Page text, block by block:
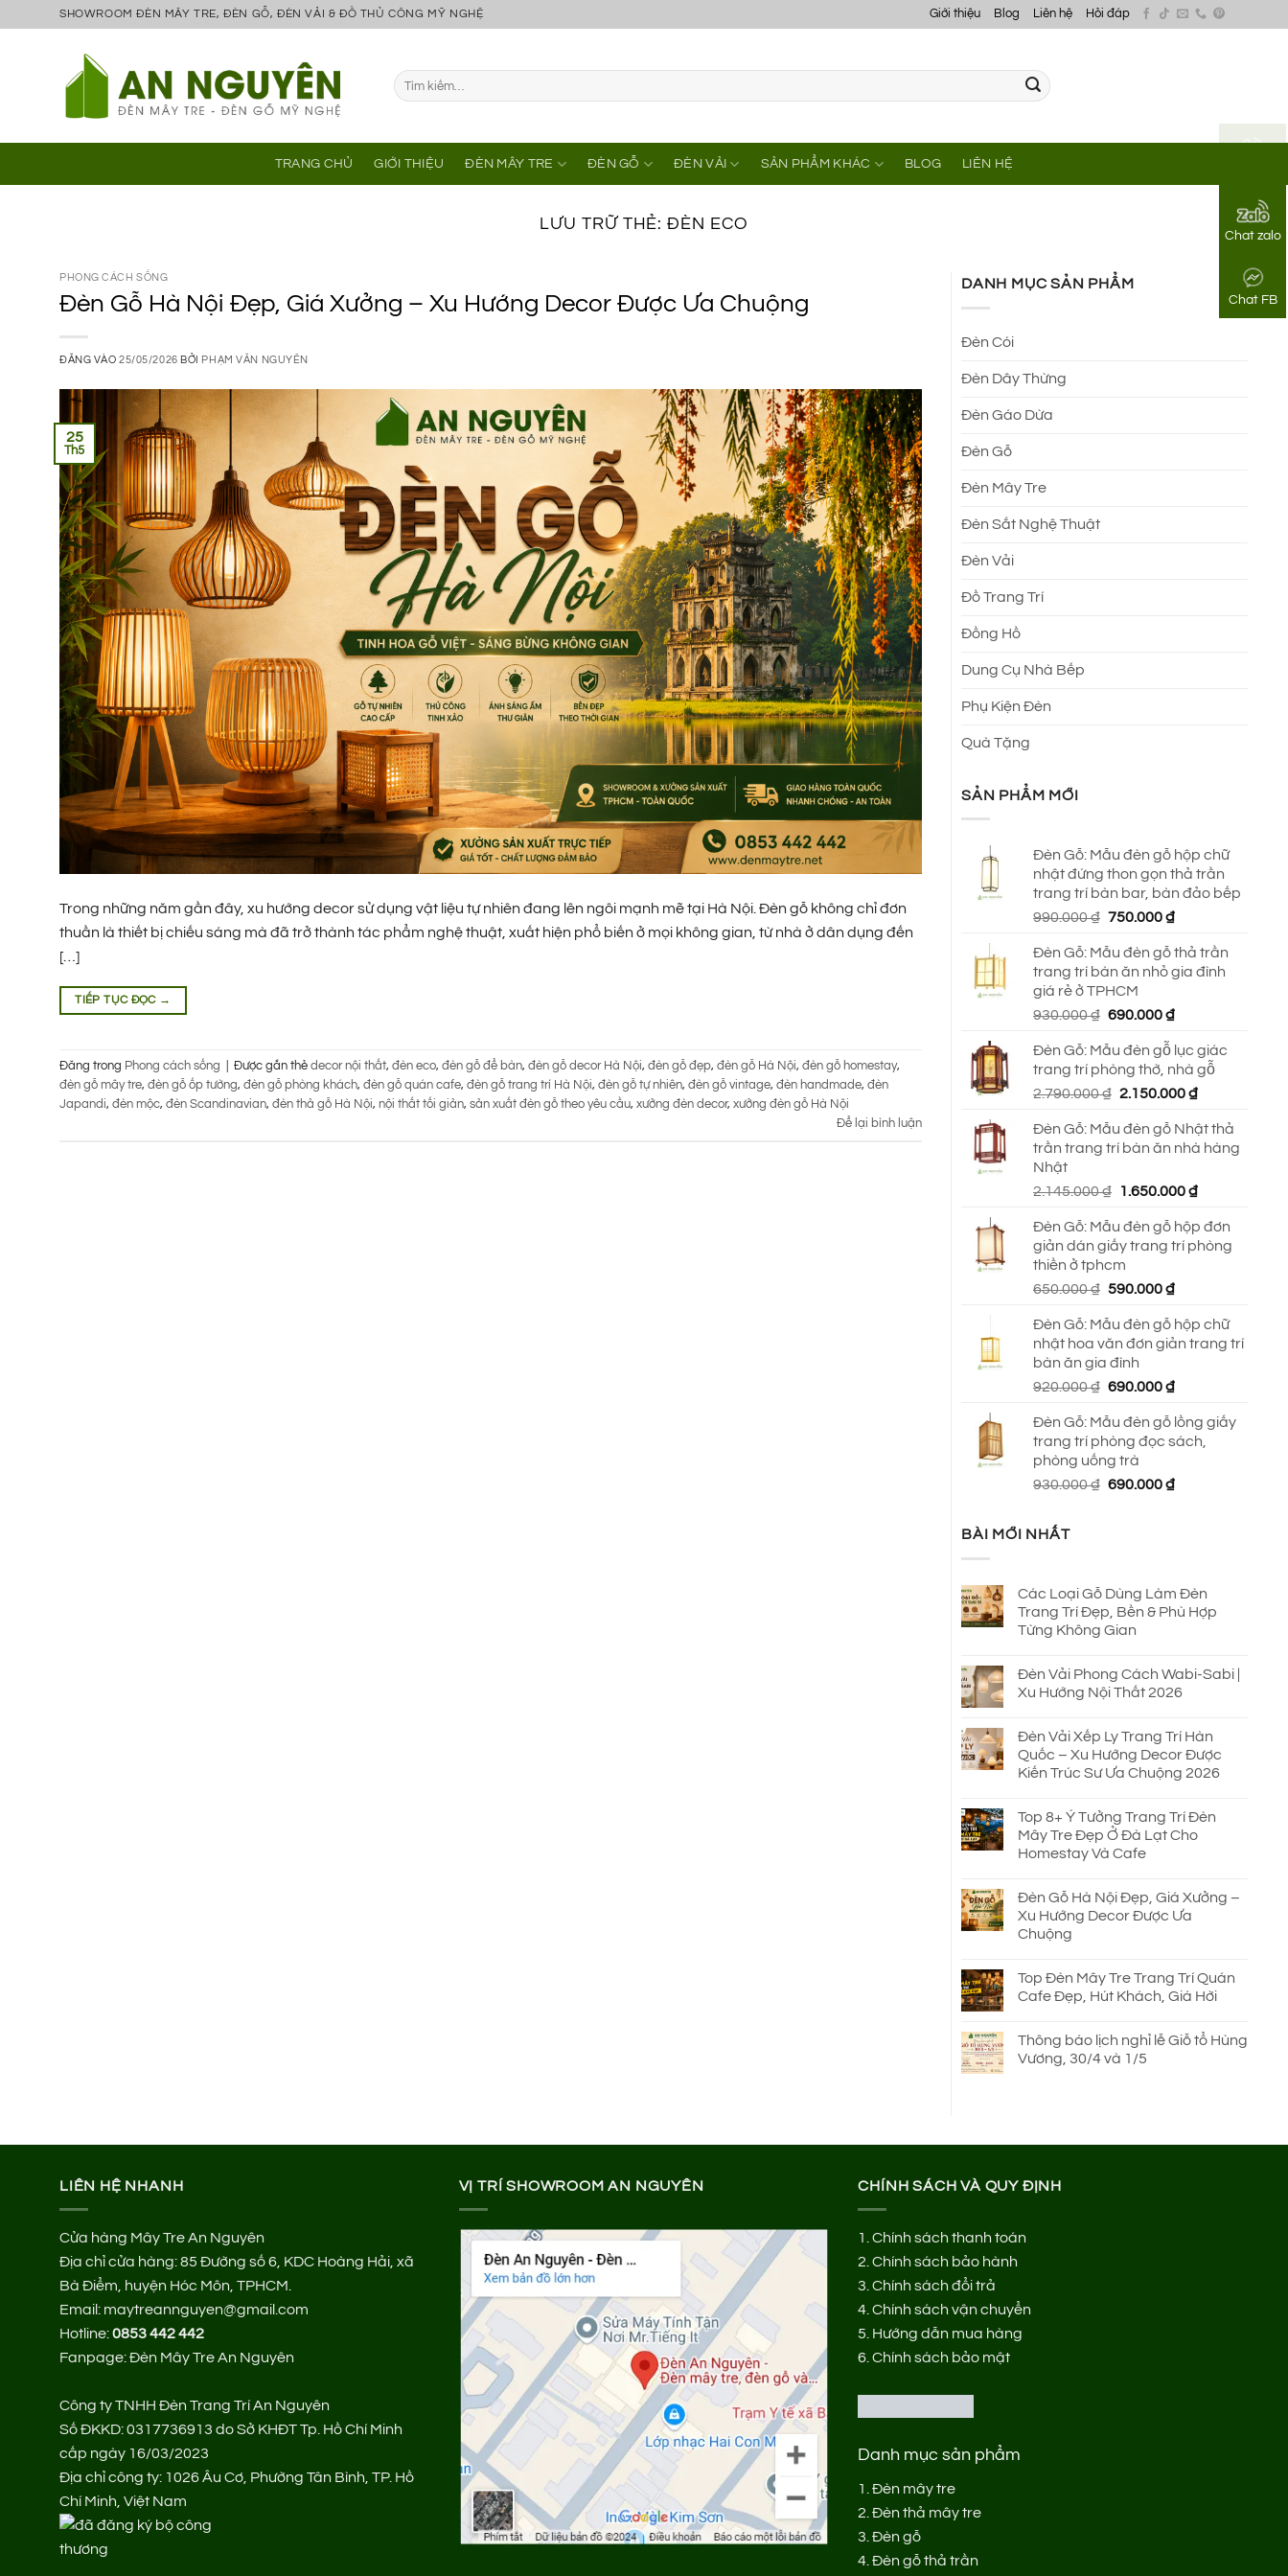
Chat zalo
Chat FB
SHOWROOM ĐÈN MÂY TRE, ĐÈN GỖ, ĐÈN VẢI & ĐỒ THỦ CÔNG MỸ NGHỆ Giới thiệu Blog Liên hệ Hỏi đáp
Tìm
kiếm:
TRANG CHỦ GIỚI THIỆU ĐÈN MÂY TRE ĐÈN GỖ ĐÈN VẢI SẢN PHẨM KHÁC BLOG LIÊN HỆ
LƯU TRỮ THẺ:ĐÈN ECO
PHONG CÁCH SỐNG
Đèn Gỗ Hà Nội Đẹp, Giá Xưởng – Xu Hướng Decor Được Ưa Chuộng
ĐĂNG VÀO25/05/2026 BỞI PHẠM VĂN NGUYÊN
25
Th5
Trong những năm gần đây, xu hướng decor sử dụng vật liệu tự nhiên đang lên ngôi mạnh mẽ tại Hà Nội. Đèn gỗ không chỉ đơn
thuần là thiết bị chiếu sáng mà đã trở thành tác phẩm nghệ thuật, xuất hiện phổ biến ở mọi không gian, từ nhà ở dân dụng đến
[…]
TIẾP TỤC ĐỌC →
Đăng trong Phong cách sống Được gắn thẻ decor nội thất, đèn eco, đèn gỗ để bàn, đèn gỗ decor Hà Nội, đèn gỗ đẹp, đèn gỗ Hà Nội, đèn gỗ homestay,
đèn gỗ mây tre, đèn gỗ ốp tường, đèn gỗ phòng khách, đèn gỗ quán cafe, đèn gỗ trang trí Hà Nội, đèn gỗ tự nhiên, đèn gỗ vintage, đèn handmade, đèn
Japandi, đèn mộc, đèn Scandinavian, đèn thả gỗ Hà Nội, nội thất tối giản, sản xuất đèn gỗ theo yêu cầu, xưởng đèn decor, xưởng đèn gỗ Hà Nội
Để lại bình luận
DANH MỤC SẢN PHẨM
Đèn Cói
Đèn Dây Thừng
Đèn Gáo Dừa
Đèn Gỗ
Đèn Mây Tre
Đèn Sắt Nghệ Thuật
Đèn Vải
Đồ Trang Trí
Đồng Hồ
Dung Cụ Nhà Bếp
Phụ Kiện Đèn
Quà Tặng
SẢN PHẨM MỚI
Đèn Gỗ: Mẫu đèn gỗ hộp chữ
nhật đứng thon gọn thả trần
trang trí bàn bar, bàn đảo bếp
990.000₫ Giá
là:
990.000 ₫.
750.000₫Giá
tại
là:
Đèn Gỗ: Mẫu đèn gỗ thả trần
trang trí bàn ăn nhỏ gia đình
giá rẻ ở TPHCM
930.000₫ Giá
là:
930.000 ₫.
690.000₫Giá
tại
là:
690.000 ₫.
Đèn Gỗ: Mẫu đèn gỗ lục giác
trang trí phòng thờ, nhà gỗ
2.790.000₫ Giá
là:
2.790.000 ₫.
2.150.000₫Giá
tại
là:
Đèn Gỗ: Mẫu đèn gỗ Nhật thả
trần trang trí bàn ăn nhà hàng
Nhật
2.145.000₫
Giá
là:
2.145.000 ₫.
1.650.000₫Giá
tại
là:
Đèn Gỗ: Mẫu đèn gỗ hộp đơn
giản dán giấy trang trí phòng
thiền ở tphcm
650.000₫ Giá
là:
650.000 ₫.
590.000₫Giá
tại
là:
Đèn Gỗ: Mẫu đèn gỗ hộp chữ
nhật hoa văn đơn giản trang trí
bàn ăn gia đình
920.000₫ Giá
là:
920.000 ₫.
690.000₫Giá
tại
là:
Đèn Gỗ: Mẫu đèn gỗ lồng giấy
trang trí phòng đọc sách,
phòng uống trà
930.000₫ Giá
690.000₫Giá
BÀI MỚI NHẤT
Các Loại Gỗ Dùng Làm Đèn
Trang Trí Đẹp, Bền & Phù Hợp
Từng Không Gian
Đèn Vải Phong Cách Wabi-Sabi |
Xu Hướng Nội Thất 2026
Đèn Vải Xếp Ly Trang Trí Hàn
Quốc – Xu Hướng Decor Được
Kiến Trúc Sư Ưa Chuộng 2026
Top 8+ Ý Tưởng Trang Trí Đèn
Mây Tre Đẹp Ở Đà Lạt Cho
Homestay Và Cafe
Đèn Gỗ Hà Nội Đẹp, Giá Xưởng –
Xu Hướng Decor Được Ưa
Chuộng
Top Đèn Mây Tre Trang Trí Quán
Cafe Đẹp, Hút Khách, Giá Hời
Thông báo lịch nghỉ lễ Giỗ tổ Hùng
Vương, 30/4 và 1/5
LIÊN HỆ NHANH
Cửa hàng Mây Tre An Nguyên
Địa chỉ cửa hàng:85 Đường số 6, KDC Hoàng Hải, xã
Bà Điểm, huyện Hóc Môn, TPHCM.
Email: maytreannguyen@gmail.com
Hotline:0853 442 442
Fanpage:Đèn Mây Tre An Nguyên
Công ty TNHH Đèn Trang Trí An Nguyên
Số ĐKKD: 0317736913 do Sở KHĐT Tp. Hồ Chí Minh
cấp ngày 16/03/2023
Địa chỉ công ty: 1026 Âu Cơ, Phường Tân Bình, TP. Hồ
Chí Minh, Việt Nam
VỊ TRÍ SHOWROOM AN NGUYÊN CHÍNH SÁCH VÀ QUY ĐỊNH
1.Chính sách thanh toán
2.Chính sách bảo hành
3.Chính sách đổi trả
4.Chính sách vận chuyển
5. Hướng dẫn mua hàng
6.Chính sách bảo mật
Danh mục sản phẩm
1.Đèn mây tre
2.Đèn thả mây tre
3.Đèn gỗ
4.Đèn gỗ thả trần